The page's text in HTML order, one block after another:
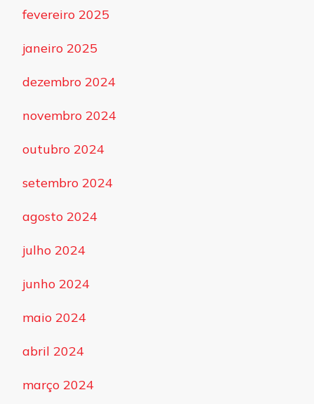
fevereiro 2025
janeiro 2025
dezembro 2024
novembro 2024
outubro 2024
setembro 2024
agosto 2024
julho 2024
junho 2024
maio 2024
abril 2024
março 2024